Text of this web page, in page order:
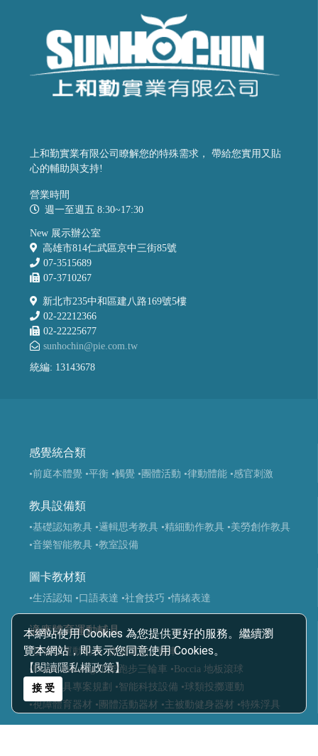
本網站使用 Cookies 為您提供更好的服務。繼續瀏
覽本網站，即表示您同意使用 Cookies。
【閱讀隱私權政策】
接 受
上和勤實業有限公司瞭解您的特殊需求， 帶給您實用又貼
心的輔助與支持!
營業時間
週一至週五 8:30~17:30
New 展示辦公室
高雄市814仁武區京中三街85號
07-3515689
07-3710267
新北市235中和區建八路169號5樓
02-22212366
02-22225677
sunhochin@pie.com.tw
統編: 13143678
感覺統合類
•前庭本體覺 •平衡 •觸覺 •團體活動 •律動體能 •感官刺激
教具設備類
•基礎認知教具 •邏輯思考教具 •精細動作教具 •美勞創作教具
•音樂智能教具 •教室設備
圖卡教材類
•生活認知 •口語表達 •社會技巧 •情緒表達
適應體育運動輔具
•復健類運動輔具 •復健運動三輪車
•Frame Running 框架跑步三輪車 •Boccia 地板滾球
•運動輔具專案規劃 •智能科技設備 •球類投擲運動
•視障體育器材 •團體活動器材 •主被動健身器材 •特殊浮具